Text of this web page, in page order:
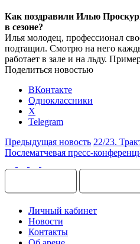
Как поздравили Илью
в сезоне?
Илья молодец, профессионал
подтащил. Смотрю на него
работает в зале и на льду.
Поделиться новостью
ВКонтакте
Одноклассники
X
Telegram
Предыдущая новость 22/23.
Послематчевая пресс-
Личный кабинет
Новости
Контакты